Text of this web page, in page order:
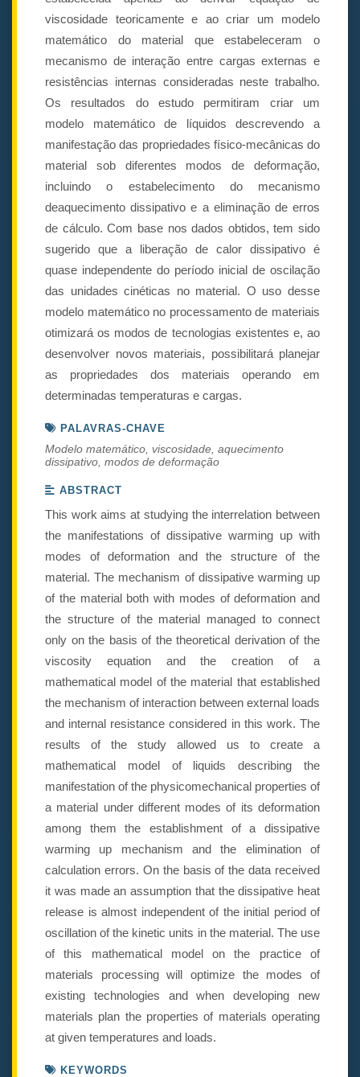
viscosidade teoricamente e ao criar um modelo
matemático do material que estabeleceram o
mecanismo de interação entre cargas externas e
resistências internas consideradas neste trabalho.
Os resultados do estudo permitiram criar um
modelo matemático de líquidos descrevendo a
manifestação das propriedades físico-mecânicas do
material sob diferentes modos de deformação,
incluindo o estabelecimento do mecanismo
deaquecimento dissipativo e a eliminação de erros
de cálculo. Com base nos dados obtidos, tem sido
sugerido que a liberação de calor dissipativo é
quase independente do período inicial de oscilação
das unidades cinéticas no material. O uso desse
modelo matemático no processamento de materiais
otimizará os modos de tecnologias existentes e, ao
desenvolver novos materiais, possibilitará planejar
as propriedades dos materiais operando em
determinadas temperaturas e cargas.
PALAVRAS-CHAVE
Modelo matemático, viscosidade, aquecimento
dissipativo, modos de deformação
ABSTRACT
This work aims at studying the interrelation between
the manifestations of dissipative warming up with
modes of deformation and the structure of the
material. The mechanism of dissipative warming up
of the material both with modes of deformation and
the structure of the material managed to connect
only on the basis of the theoretical derivation of the
viscosity equation and the creation of a
mathematical model of the material that established
the mechanism of interaction between external loads
and internal resistance considered in this work. The
results of the study allowed us to create a
mathematical model of liquids describing the
manifestation of the physicomechanical properties of
a material under different modes of its deformation
among them the establishment of a dissipative
warming up mechanism and the elimination of
calculation errors. On the basis of the data received
it was made an assumption that the dissipative heat
release is almost independent of the initial period of
oscillation of the kinetic units in the material. The use
of this mathematical model on the practice of
materials processing will optimize the modes of
existing technologies and when developing new
materials plan the properties of materials operating
at given temperatures and loads.
KEYWORDS